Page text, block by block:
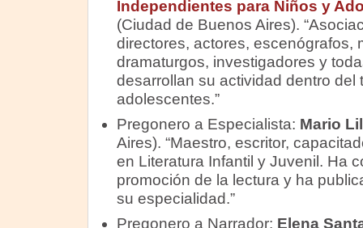
Independientes para Niños y
(Ciudad de Buenos Aires).
directores, actores, escenógrafos,
dramaturgos, investigadores y
desarrollan su actividad dentro del
adolescentes.”
Pregonero a Especialista: Mario
Aires). “Maestro, escritor,
en Literatura Infantil y Juvenil. Ha
promoción de la lectura y ha
su especialidad.”
Pregonero a Narrador: Elena